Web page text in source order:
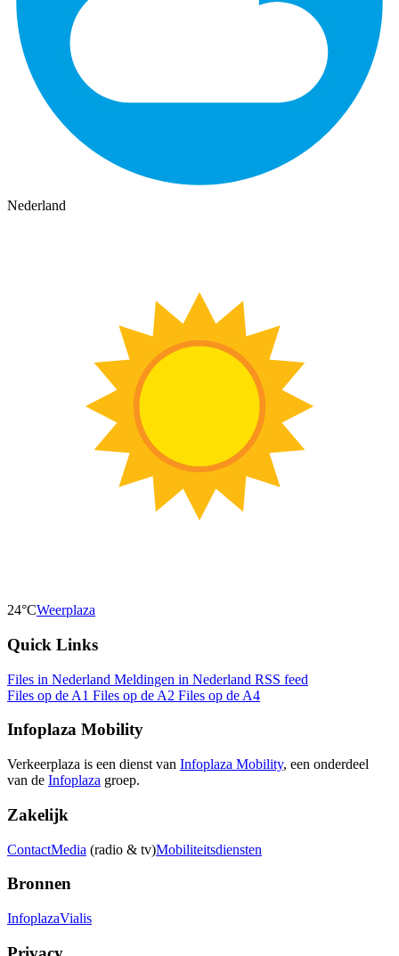
Nederland
24°CWeerplaza
Quick Links
Files in Nederland Meldingen in Nederland RSS feed
Files op de A1 Files op de A2 Files op de A4
Infoplaza Mobility
Verkeerplaza is een dienst van Infoplaza Mobility, een onderdeel
van de Infoplaza groep.
Zakelijk
ContactMedia (radio & tv)Mobiliteitsdiensten
Bronnen
InfoplazaVialis